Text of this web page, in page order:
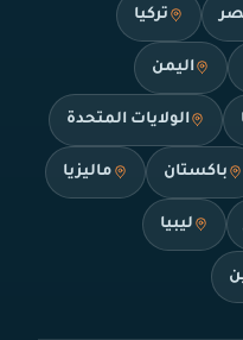
تركيا
اليمن
الولايات المتحدة
باكستان ماليزيا
ليبيا